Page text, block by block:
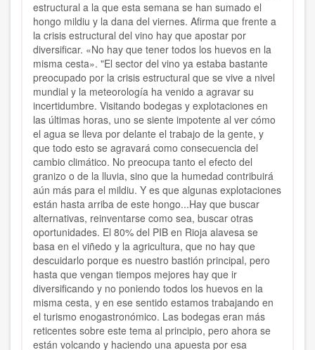
estructural a la que esta semana se han sumado el
hongo mildiu y la dana del viernes. Afirma que frente a
la crisis estructural del vino hay que apostar por
diversificar. «No hay que tener todos los huevos en la
misma cesta». "El sector del vino ya estaba bastante
preocupado por la crisis estructural que se vive a nivel
mundial y la meteorología ha venido a agravar su
incertidumbre. Visitando bodegas y explotaciones en
las últimas horas, uno se siente impotente al ver cómo
el agua se lleva por delante el trabajo de la gente, y
que todo esto se agravará como consecuencia del
cambio climático. No preocupa tanto el efecto del
granizo o de la lluvia, sino que la humedad contribuirá
aún más para el mildiu. Y es que algunas explotaciones
están hasta arriba de este hongo...Hay que buscar
alternativas, reinventarse como sea, buscar otras
oportunidades. El 80% del PIB en Rioja alavesa se
basa en el viñedo y la agricultura, que no hay que
descuidarlo porque es nuestro bastión principal, pero
hasta que vengan tiempos mejores hay que ir
diversificando y no poniendo todos los huevos en la
misma cesta, y en ese sentido estamos trabajando en
el turismo enogastronómico. Las bodegas eran más
reticentes sobre este tema al principio, pero ahora se
están volcando y haciendo una apuesta por esa